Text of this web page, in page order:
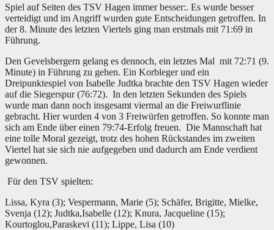
Spiel auf Seiten des TSV Hagen immer besser:. Es wurde besser
verteidigt und im Angriff wurden gute Entscheidungen getroffen. In
der 8. Minute des letzten Viertels ging man erstmals mit 71:69 in
Führung.
Den Gevelsbergern gelang es dennoch, ein letztes Mal mit 72:71 (9.
Minute) in Führung zu gehen. Ein Korbleger und ein
Dreipunktespiel von Isabelle Judtka brachte den TSV Hagen wieder
auf die Siegerspur (76:72). In den letzten Sekunden des Spiels
wurde man dann noch insgesamt viermal an die Freiwurflinie
gebracht. Hier wurden 4 von 3 Freiwürfen getroffen. So konnte man
sich am Ende über einen 79:74-Erfolg freuen. Die Mannschaft hat
eine tolle Moral gezeigt, trotz des hohen Rückstandes im zweiten
Viertel hat sie sich nie aufgegeben und dadurch am Ende verdient
gewonnen.
Für den TSV spielten:
Lissa, Kyra (3); Vespermann, Marie (5); Schäfer, Brigitte, Mielke,
Svenja (12); Judtka,Isabelle (12); Knura, Jacqueline (15);
Kourtoglou,Paraskevi (11); Lippe, Lisa (10)